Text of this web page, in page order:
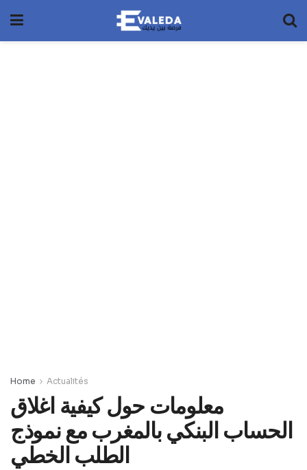
Home Actualités
معلومات حول كيفية اغلاق
الحساب البنكي بالمغرب مع نموذج
الطلب الخطي